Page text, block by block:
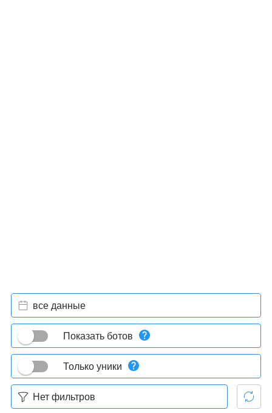
все данные
Показать ботов
Только уники